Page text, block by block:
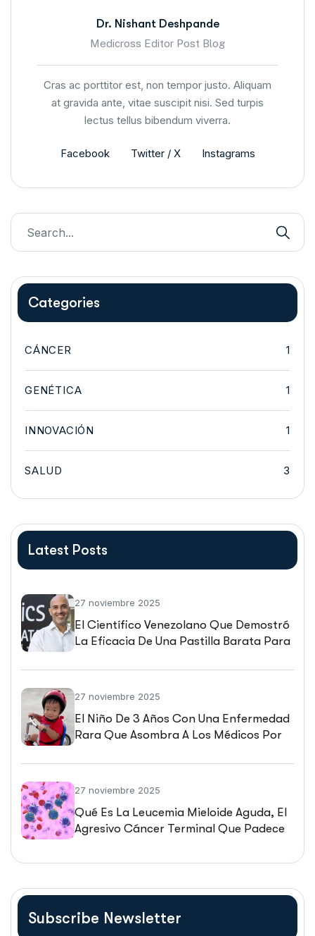
Dr. Nishant Deshpande
Medicross Editor Post Blog
Cras ac porttitor est, non tempor justo. Aliquam
at gravida ante, vitae suscipit nisi. Sed turpis
lectus tellus bibendum viverra.
Facebook Twitter / X Instagrams
Categories
CÁNCER 1
GENÉTICA 1
INNOVACIÓN 1
SALUD 3
Latest Posts
27 noviembre 2025
El Científico Venezolano Que Demostró
La Eficacia De Una Pastilla Barata Para
27 noviembre 2025
El Niño De 3 Años Con Una Enfermedad
Rara Que Asombra A Los Médicos Por
Pionera Terapia Genética
27 noviembre 2025
Qué Es La Leucemia Mieloide Aguda, El
Agresivo Cáncer Terminal Que Padece
Kennedy
Subscribe Newsletter